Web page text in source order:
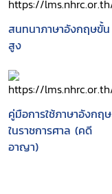
สนทนาภาษาอังกฤษขั้น
สูง
คู่มือการใช้ภาษาอังกฤษ
ในราชการศาล (คดี
อาญา)